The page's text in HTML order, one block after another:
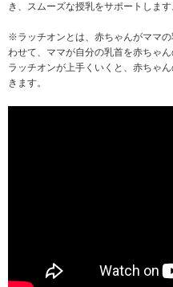
き、スムーズな授乳をサポートします
※ラッチオンとは、赤ちゃんがママ
わせて、ママが自分の乳首を赤ちゃん
ラッチオンが上手くいくと、赤ちゃ
きます。